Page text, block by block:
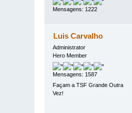
Mensagens: 1222
Luis Carvalho
Administrator
Hero Member
Mensagens: 1587
Façam a TSF Grande Outra
Vez!